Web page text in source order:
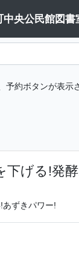
中央公民館図書
予約ボタンが表示
下げる!発
ずきパワー!